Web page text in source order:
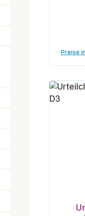
Preise